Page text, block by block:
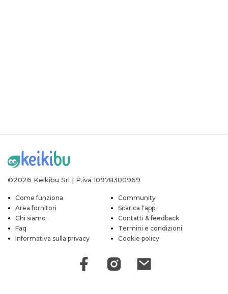
©2026 Keikibu Srl | P.iva 10978300969
Come funziona
Community
Area fornitori
Scarica l'app
Chi siamo
Contatti & feedback
Faq
Termini e condizioni
Informativa sulla privacy
Cookie policy